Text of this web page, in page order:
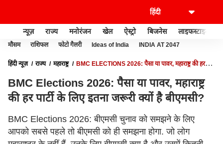
न्यूज़ राज्य मनोरंजन खेल ऐस्ट्रो बिजनेस लाइफस्टाइल
मौसम राशिफल फोटो गैलरी Ideas of India INDIA AT 2047
हिंदी न्यूज़ राज्य महाराष्ट्र
BMC ELECTIONS 2026: पैसा या पावर, महाराष्ट्र की हर
BMC Elections 2026: पैसा या पावर, महाराष्ट्र
की हर पार्टी के लिए इतना जरूरी क्यों है बीएमसी?
BMC Elections 2026: बीएमसी चुनाव को समझने के लिए
आपको सबसे पहले तो बीएमसी को ही समझना होगा. जो लोग